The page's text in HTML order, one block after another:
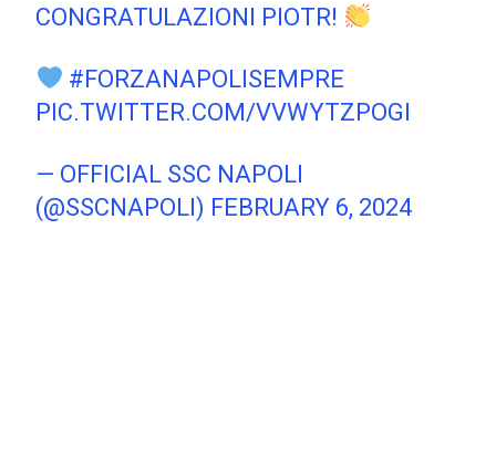
CONGRATULAZIONI PIOTR!
#FORZANAPOLISEMPRE
PIC.TWITTER.COM/VVWYTZPOGI
— OFFICIAL SSC NAPOLI
(@SSCNAPOLI) FEBRUARY 6, 2024